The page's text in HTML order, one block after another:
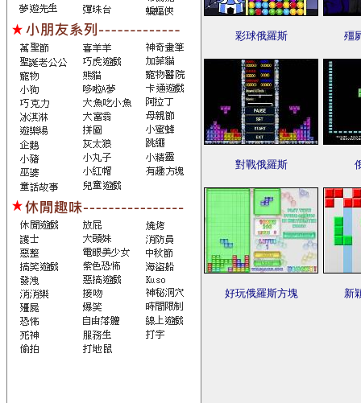
彩球俄羅斯 殭
對戰俄羅斯
好玩俄羅斯方塊 新